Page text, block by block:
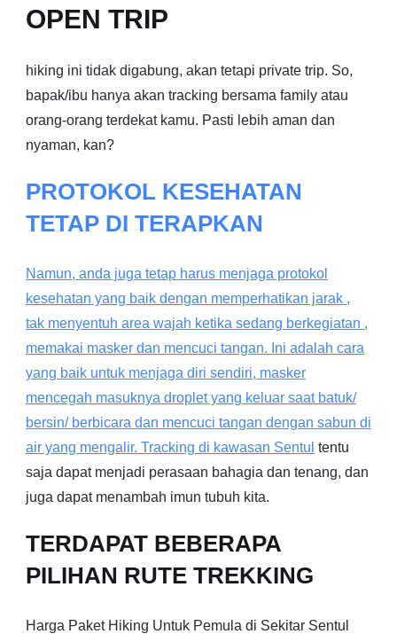
OPEN TRIP
hiking ini tidak digabung, akan tetapi private trip. So,
bapak/ibu hanya akan tracking bersama family atau
orang-orang terdekat kamu. Pasti lebih aman dan
nyaman, kan?
PROTOKOL KESEHATAN
TETAP DI TERAPKAN
Namun, anda juga tetap harus menjaga protokol
kesehatan yang baik dengan memperhatikan jarak ,
tak menyentuh area wajah ketika sedang berkegiatan ,
memakai masker dan mencuci tangan. Ini adalah cara
yang baik untuk menjaga diri sendiri, masker
mencegah masuknya droplet yang keluar saat batuk/
bersin/ berbicara dan mencuci tangan dengan sabun di
air yang mengalir. Tracking di kawasan Sentul tentu
saja dapat menjadi perasaan bahagia dan tenang, dan
juga dapat menambah imun tubuh kita.
TERDAPAT BEBERAPA
PILIHAN RUTE TREKKING
Harga Paket Hiking Untuk Pemula di Sekitar Sentul